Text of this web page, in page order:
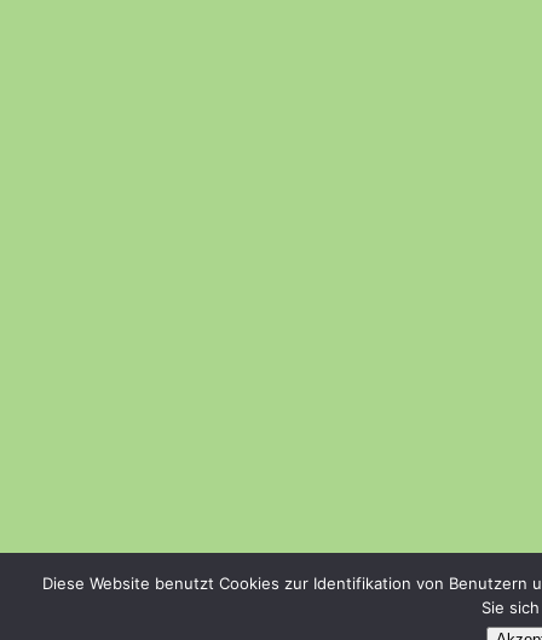
Diese Website benutzt Cookies zur Identifikation von
Sie